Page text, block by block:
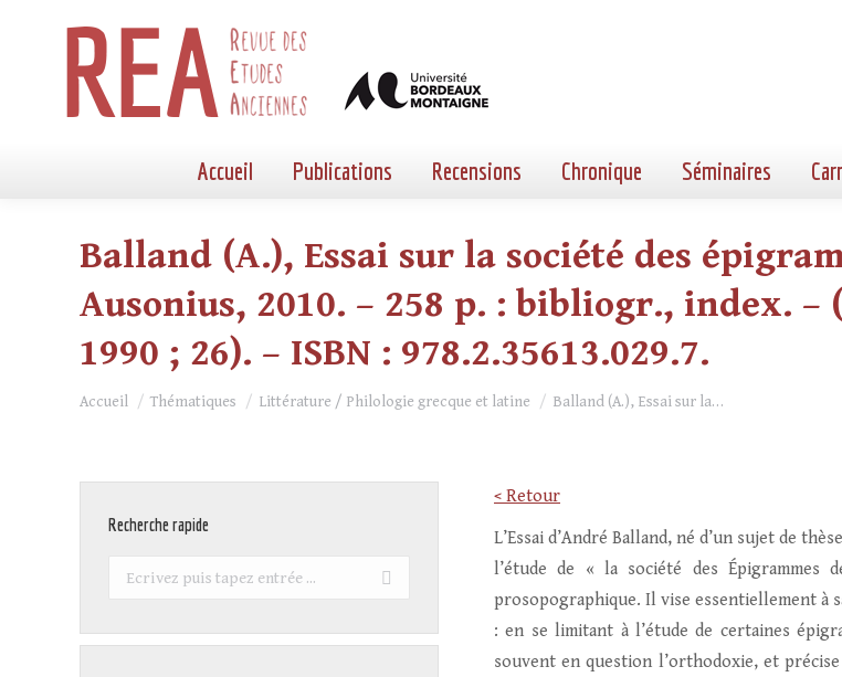
Accueil Publications Recensions Chronique Séminaires
Balland (A.), Essai sur la société des
Ausonius, 2010. – 258 p. : bibliogr., index. –
1990 ; 26). – ISBN : 978.2.35613.029.7.
Vous êtes ici :
Accueil Thématiques Littérature / Philologie grecque et latine Balland (A.), Essai sur la…
< Retour
L’Essai d’André Balland, né d’un sujet de
l’étude de « la société des
prosopographique. Il vise essentiellement à
: en se limitant à l’étude de certaines
souvent en question l’orthodoxie, et
Recherche rapide
Recherche